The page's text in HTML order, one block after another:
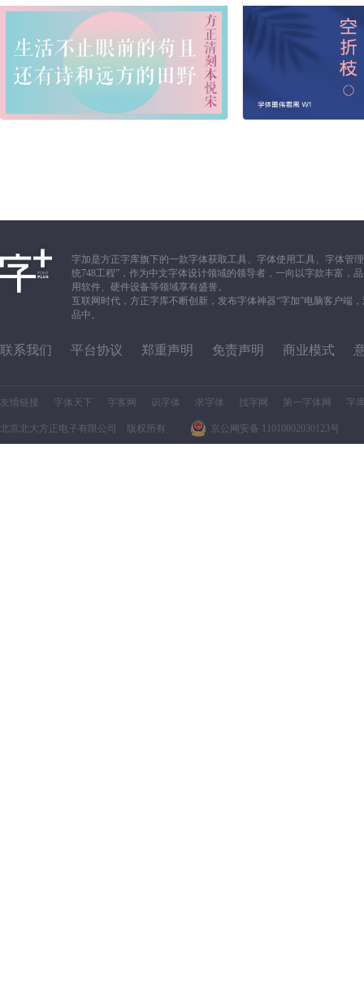
字加是方正字库旗下的一款字体获取工具、字体使用工具、字体管
统748工程”，作为中文字体设计领域的领导者，一向以字款丰富，
用软件、硬件设备等领域享有盛誉。
互联网时代，方正字库不断创新，发布字体神器“字加”电脑客户端
品中。
联系我们 平台协议 郑重声明 免责声明 商业模式
友情链接 字体天下 字客网 识字体 求字体 找字网 第一字体网 字
北京北大方正电子有限公司 版权所有 京公网安备 11010802030123号